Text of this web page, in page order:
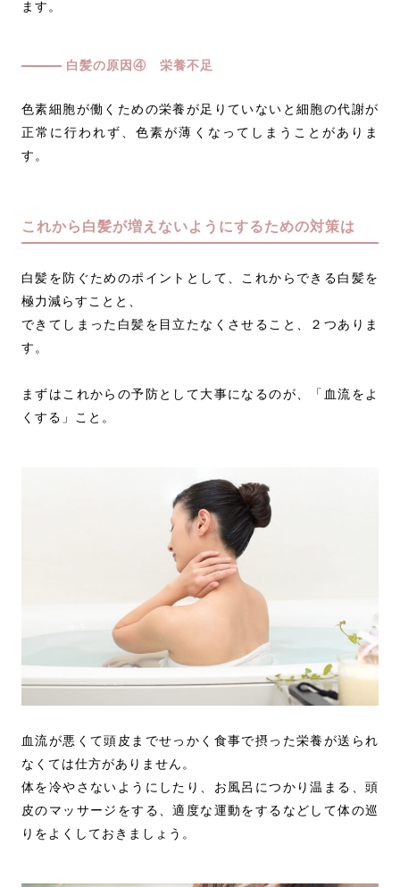
ます。
白髪の原因④ 栄養不足
色素細胞が働くための栄養が足りていないと細胞の代謝が
正常に行われず、色素が薄くなってしまうことがありま
す。
これから白髪が増えないようにするための対策は
白髪を防ぐためのポイントとして、これからできる白髪を
極力減らすことと、
できてしまった白髪を目立たなくさせること、２つありま
す。
まずはこれからの予防として大事になるのが、「血流をよ
くする」こと。
血流が悪くて頭皮までせっかく食事で摂った栄養が送られ
なくては仕方がありません。
体を冷やさないようにしたり、お風呂につかり温まる、頭
皮のマッサージをする、適度な運動をするなどして体の巡
りをよくしておきましょう。